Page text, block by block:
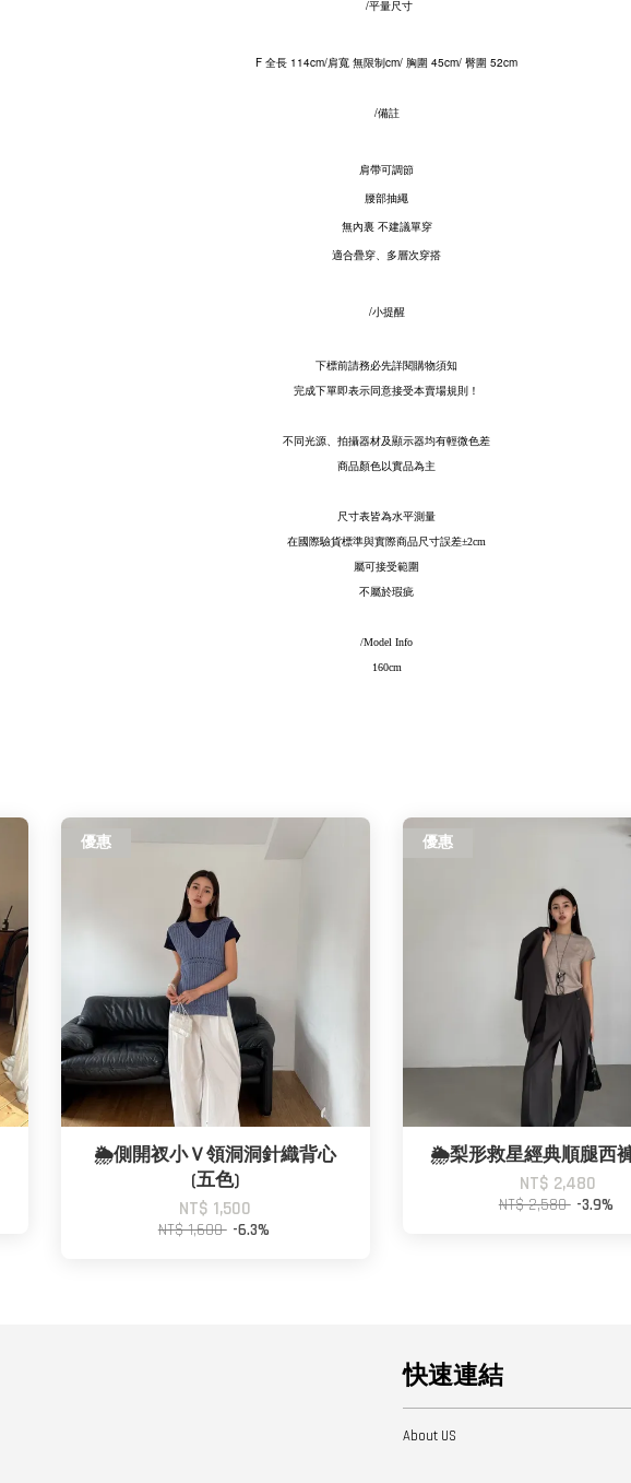
/平量尺寸
F 全長 114cm/肩寬 無限制cm/ 胸圍 45cm/ 臀圍 52cm
/備註
肩帶可調節
腰部抽繩
無內裏 不建議單穿
適合疊穿、多層次穿搭
/小提醒
下標前請務必先詳閱購物須知
完成下單即表示同意接受本賣場規則！
不同光源、拍攝器材及顯示器均有輕微色差
商品顏色以實品為主
尺寸表皆為水平測量
在國際驗貨標準與實際商品尺寸誤差±2cm
屬可接受範圍
不屬於瑕疵
/Model Info
160cm
優惠
🌦️側開衩小Ｖ領洞洞針織背心
(五色)
NT$ 1,500
NT$ 1,600 -6.3%
優惠
🌦️梨形救星經典順腿西
NT$ 2,480
NT$ 2,580 -3.9%
快速連結
About US